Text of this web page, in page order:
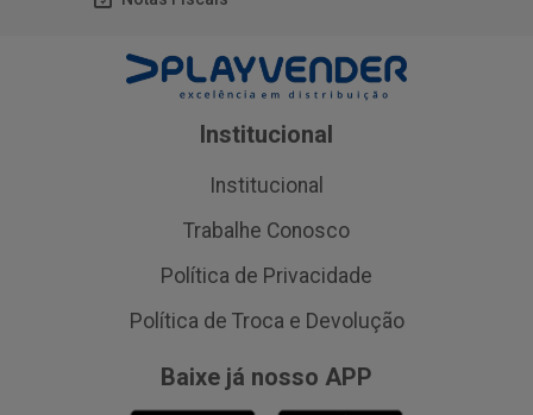
Institucional
Institucional
Trabalhe Conosco
Política de Privacidade
Política de Troca e Devolução
Baixe já nosso APP